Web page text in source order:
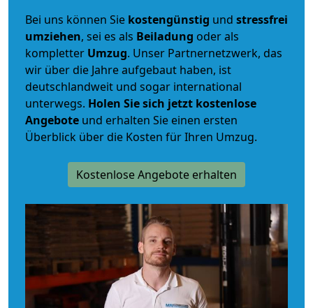
Bei uns können Sie kostengünstig und stressfrei
umziehen, sei es als Beiladung oder als
kompletter Umzug. Unser Partnernetzwerk, das
wir über die Jahre aufgebaut haben, ist
deutschlandweit und sogar international
unterwegs. Holen Sie sich jetzt kostenlose
Angebote und erhalten Sie einen ersten
Überblick über die Kosten für Ihren Umzug.
Kostenlose Angebote erhalten